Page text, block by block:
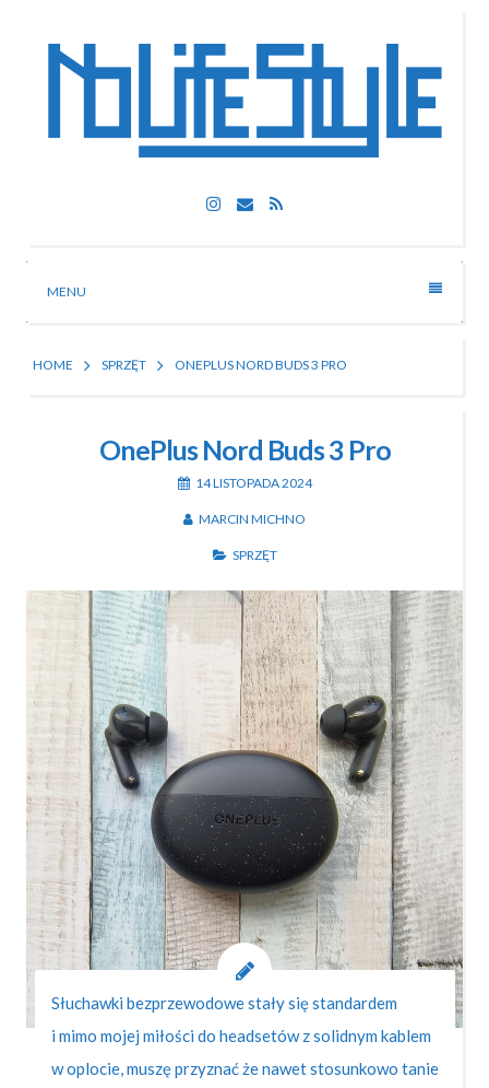
Nolife Style
Technologia, fotografia, rozrywka
Instagram
EmailRSS
MENU
HOME SPRZĘT ONEPLUS NORD BUDS 3 PRO
OnePlus Nord Buds 3 Pro
14 LISTOPADA 2024
MARCIN MICHNO
SPRZĘT
Słuchawki bezprzewodowe stały się standardem
i mimo mojej miłości do headsetów z solidnym kablem
w oplocie, muszę przyznać że nawet stosunkowo tanie